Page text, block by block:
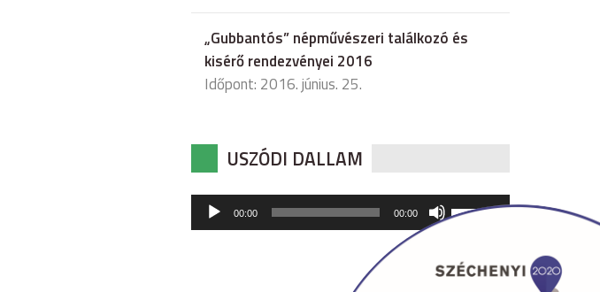
„Gubbantós” népművészeri találkozó és
kisérő rendezvényei 2016
Időpont: 2016. június. 25.
USZÓDI DALLAM
Audió
lejátszó
00:00 00:00
hangerő
csökkentéséhez